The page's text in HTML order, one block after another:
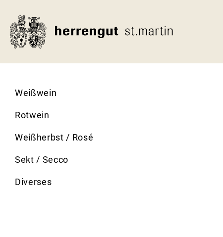
Inhalt
Weißwein
Rotwein
Weißherbst / Rosé
Sekt / Secco
Diverses